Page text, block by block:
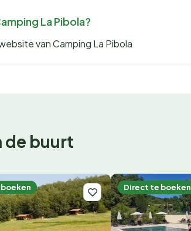
La Pibola?
van Camping La Pibola
de buurt
Direct te boeken